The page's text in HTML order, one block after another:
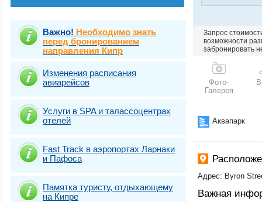
Важно! Необходимо знать
перед бронированием
направления Кипр
Изменения расписания
авиарейсов
Услуги в SPA и талассоцентрах
отелей
Fast Traсk в аэропортах Ларнаки
и Пафоса
Памятка туристу, отдыхающему
на Кипре
Запрос
возможности
забронировать
Фото-
Галерея
Аквапарк
Адрес: Byron
Важная